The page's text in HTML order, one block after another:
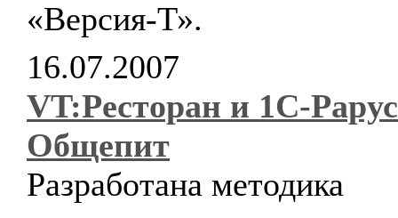
«Версия-Т».
16.07.2007
VT:Ресторан и 1С-
Общепит
Разработана методика